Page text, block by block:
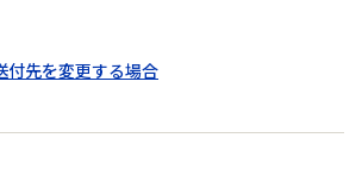
付先を変更する場合